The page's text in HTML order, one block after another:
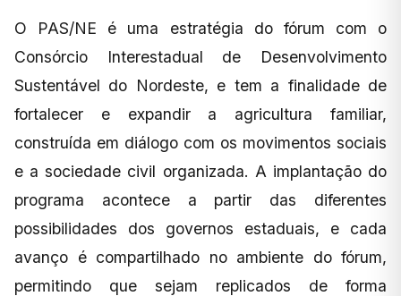
O PAS/NE é uma estratégia do fórum com o
Consórcio Interestadual de Desenvolvimento
Sustentável do Nordeste, e tem a finalidade de
fortalecer e expandir a agricultura familiar,
construída em diálogo com os movimentos sociais
e a sociedade civil organizada. A implantação do
programa acontece a partir das diferentes
possibilidades dos governos estaduais, e cada
avanço é compartilhado no ambiente do fórum,
permitindo que sejam replicados de forma